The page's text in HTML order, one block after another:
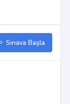
Sınava Başla